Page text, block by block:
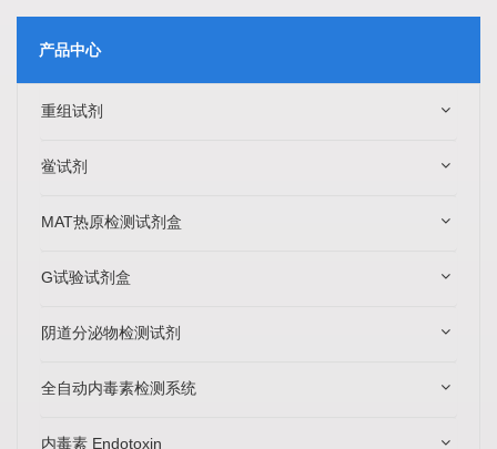
产品中心
重组试剂
鲎试剂
MAT热原检测试剂盒
G试验试剂盒
阴道分泌物检测试剂
全自动内毒素检测系统
内毒素 Endotoxin